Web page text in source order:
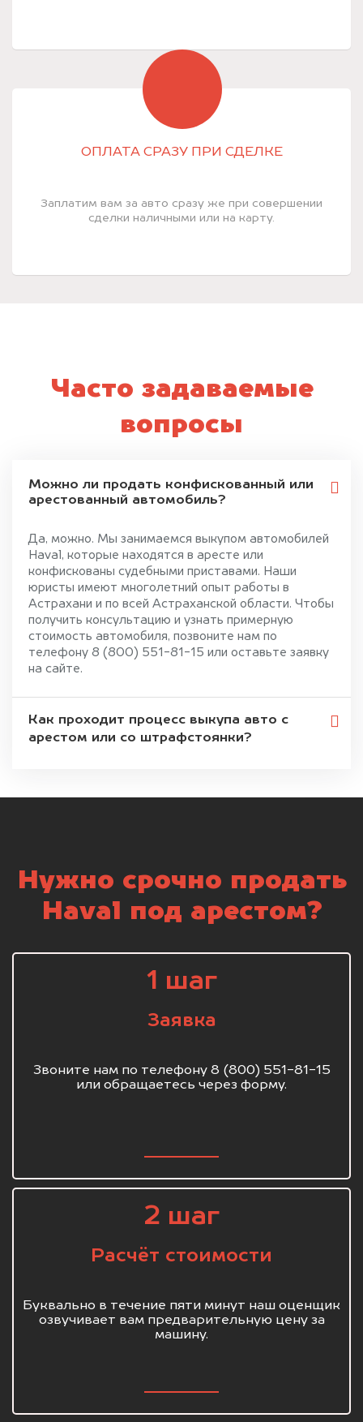
ОПЛАТА СРАЗУ ПРИ СДЕЛКЕ
Заплатим вам за авто сразу же при совершении
сделки наличными или на карту.
Часто задаваемые
вопросы
Можно ли продать конфискованный или
арестованный автомобиль?
Да, можно. Мы занимаемся выкупом автомобилей
Haval, которые находятся в аресте или
конфискованы судебными приставами. Наши
юристы имеют многолетний опыт работы в
Астрахани и по всей Астраханской области. Чтобы
получить консультацию и узнать примерную
стоимость автомобиля, позвоните нам по
телефону 8 (800) 551-81-15 или оставьте заявку
на сайте.
Как проходит процесс выкупа авто с
арестом или со штрафстоянки?
Нужно срочно продать
Haval под арестом?
1 шаг
Заявка
Звоните нам по телефону 8 (800) 551-81-15
или обращаетесь через форму.
2 шаг
Расчёт стоимости
Буквально в течение пяти минут наш оценщик
озвучивает вам предварительную цену за
машину.